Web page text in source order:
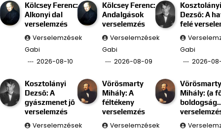
Kölcsey Ferenc:
Alkonyi dal
verselemzés
Verselemzések
Gabi
2026-08-10
Kölcsey Ferenc:
Andalgások
verselemzés
Verselemzések
Gabi
2026-08-09
Kosztolányi
Dezső: A
felé
Gabi
2026-
Kosztolányi
Dezső: A
gyászmenet jő
verselemzés
Verselemzések
Vörösmarty
Mihály: A
féltékeny
verselemzés
Verselemzések
Vörösmarty
Mihály: (a